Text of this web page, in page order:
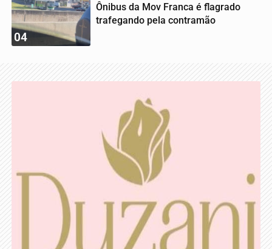
04
Ônibus da Mov Franca é flagrado
trafegando pela contramão